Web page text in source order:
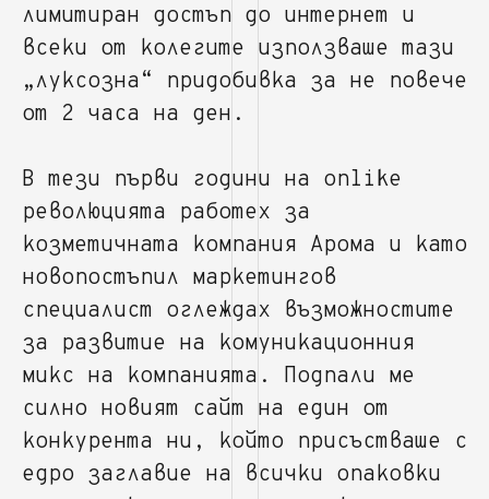
лимитиран достъп до интернет и
всеки от колегите използваше тази
„луксозна“ придобивка за не повече
от 2 часа на ден.
В тези първи години на onlike
революцията работех за
козметичната компания Арома и като
новопостъпил маркетингов
специалист оглеждах възможностите
за развитие на комуникационния
микс на компанията. Подпали ме
силно новият сайт на един от
конкурента ни, който присъстваше с
едро заглавие на всички опаковки